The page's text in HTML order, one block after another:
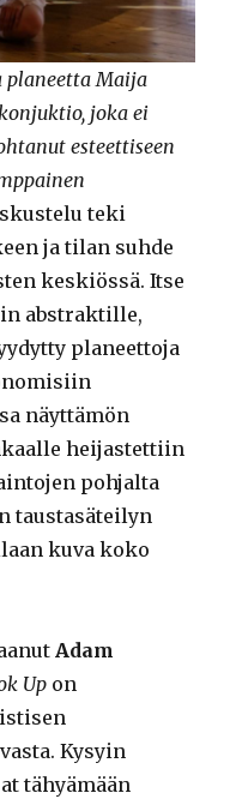
planeetta Maija
joka ei
esteettiseen
teki
ja tilan suhde
keskiössä. Itse
abstraktille,
planeettoja
näyttämön
heijastettiin
pohjalta
taustasäteilyn
kuva koko
Adam
Up on
Kysyin
tähyämään